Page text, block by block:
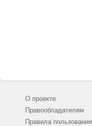
О проекте
Правообладателям
Правила пользования